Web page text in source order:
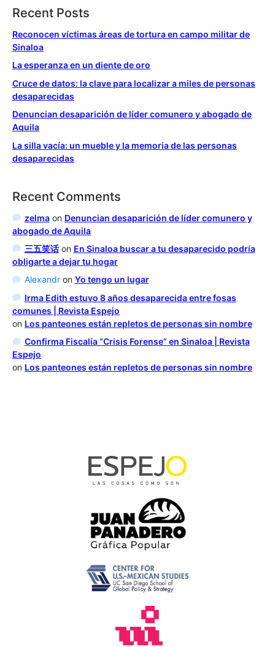
Recent Posts
Reconocen víctimas áreas de tortura en campo militar de
Sinaloa
La esperanza en un diente de oro
Cruce de datos: la clave para localizar a miles de personas
desaparecidas
Denuncian desaparición de líder comunero y abogado de
Aquila
La silla vacía: un mueble y la memoria de las personas
desaparecidas
Recent Comments
zelmaon Denuncian desaparición de líder comunero y
abogado de Aquila
三五笑话on En Sinaloa buscar a tu desaparecido podría
obligarte a dejar tu hogar
Alexandron Yo tengo un lugar
Irma Edith estuvo 8 años desaparecida entre fosas
comunes | Revista Espejo
on Los panteones están repletos de personas sin nombre
Confirma Fiscalía “Crisis Forense” en Sinaloa | Revista
Espejo
on Los panteones están repletos de personas sin nombre